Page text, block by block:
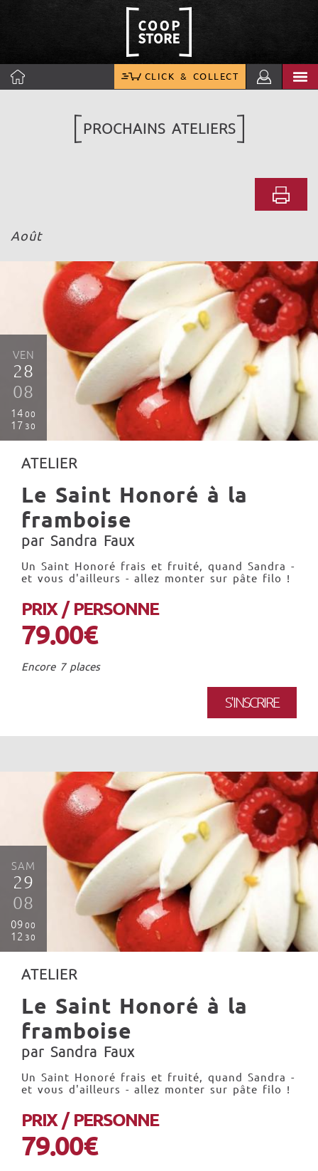
CLICK & COLLECT
PROCHAINS ATELIERS
Août
VEN
28
08
14 00
17 30
ATELIER
Le Saint Honoré à la
framboise
par Sandra Faux
Un Saint Honoré frais et fruité, quand Sandra -
et vous d'ailleurs - allez monter sur pâte filo !
PRIX / PERSONNE
79.00€
Encore 7 places
S'INSCRIRE
SAM
29
08
09 00
12 30
ATELIER
Le Saint Honoré à la
framboise
par Sandra Faux
Un Saint Honoré frais et fruité, quand Sandra -
et vous d'ailleurs - allez monter sur pâte filo !
PRIX / PERSONNE
79.00€